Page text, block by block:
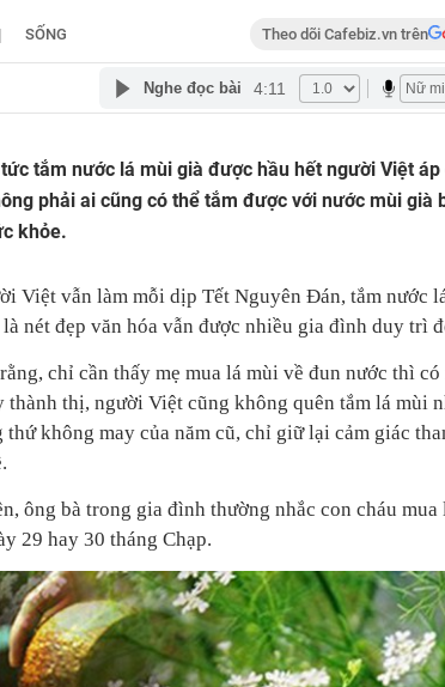
| SỐNG Theo dõi Cafebiz.vn trên
Nghe đọc bài 4:11
tắm nước lá mùi già được hầu hết người Việt áp
phải ai cũng có thể tắm được với nước mùi già
khỏe.
Việt vẫn làm mỗi dịp Tết Nguyên Đán, tắm nước
nét đẹp văn hóa vẫn được nhiều gia đình duy trì
chỉ cần thấy mẹ mua lá mùi về đun nước thì
thành thị, người Việt cũng không quên tắm lá mùi
không may của năm cũ, chỉ giữ lại cảm giác
ông bà trong gia đình thường nhắc con cháu
29 hay 30 tháng Chạp.